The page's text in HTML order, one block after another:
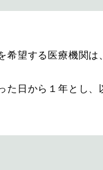
希望する医療機関は
た日から１年とし